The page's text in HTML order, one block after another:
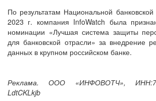
По результатам Национальной
2023 г. компания InfoWatch была
номинации «Лучшая система защиты
для банковской отрасли» за внедрение
данных в крупном российском банке.
Реклама. ООО «ИНФОВОТЧ»,
LdtCKLkjb